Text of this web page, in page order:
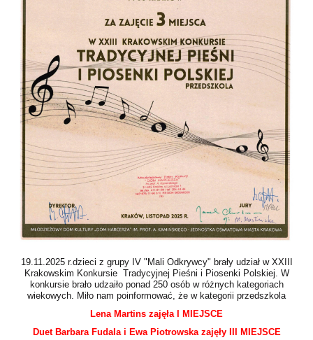
19.11.2025 r.dzieci z grupy IV "Mali Odkrywcy" brały udział w XXIII
Krakowskim Konkursie Tradycyjnej Pieśni i Piosenki Polskiej. W
konkursie brało udzaiło ponad 250 osób w różnych kategoriach
wiekowych. Miło nam poinformować, że w kategorii przedszkola
Lena Martins zajęła I MIEJSCE
Duet Barbara Fudala i Ewa Piotrowska zajęły III MIEJSCE